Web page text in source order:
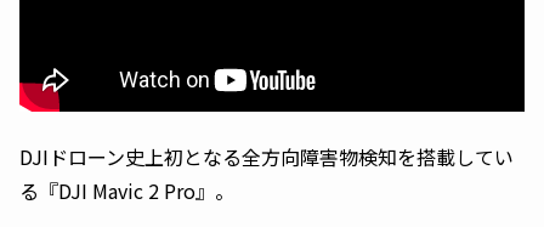
DJIドローン史上初となる全方向障害物検知を搭載してい
る『DJI Mavic 2 Pro』。